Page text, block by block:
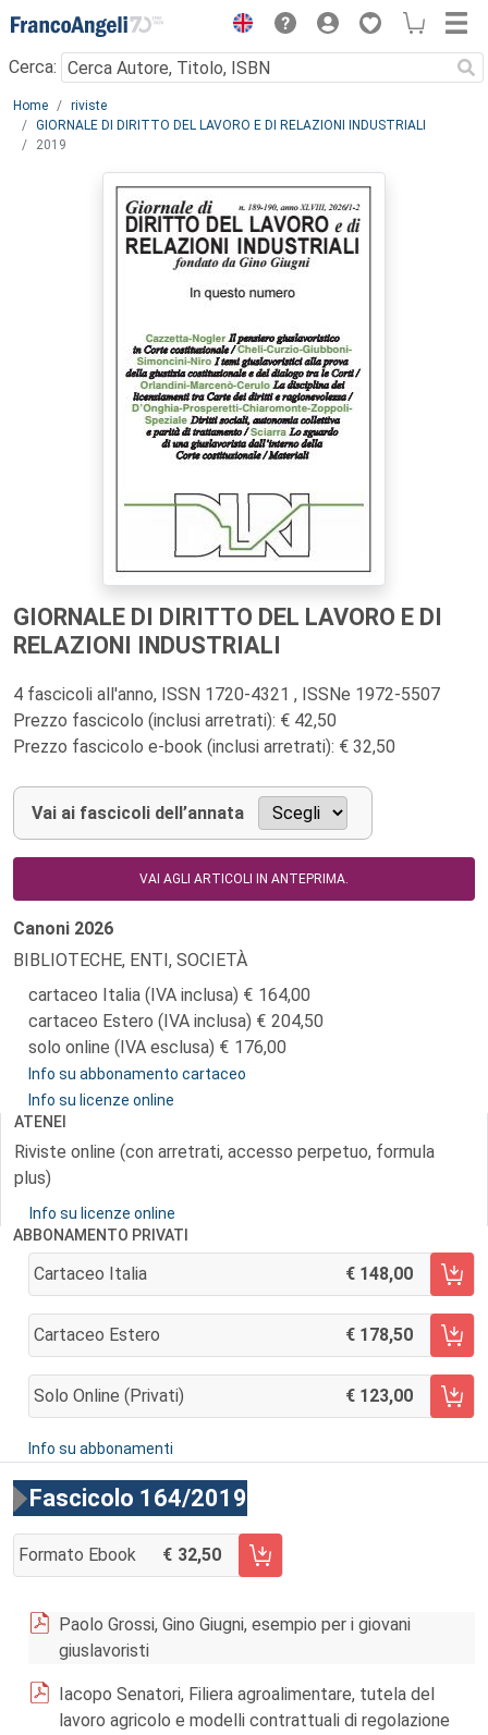
Menu
Cerca:
Main content
Home
riviste
GIORNALE DI DIRITTO DEL LAVORO E DI RELAZIONI INDUSTRIALI
2019
GIORNALE DI DIRITTO DEL LAVORO E DI
RELAZIONI INDUSTRIALI
4 fascicoli all'anno, ISSN 1720-4321 , ISSNe 1972-5507
Prezzo fascicolo (inclusi arretrati): € 42,50
Prezzo fascicolo e-book (inclusi arretrati): € 32,50
Vai ai fascicoli dell’annata
VAI AGLI ARTICOLI IN ANTEPRIMA.
Canoni 2026
BIBLIOTECHE, ENTI, SOCIETÀ
cartaceo Italia (IVA inclusa)
164,00
cartaceo Estero (IVA inclusa)
204,50
solo online (IVA esclusa)
176,00
Info su abbonamento cartaceo
Info su licenze online
ATENEI
Riviste online (con arretrati, accesso perpetuo, formula
plus)
Info su licenze online
ABBONAMENTO PRIVATI
Cartaceo Italia 148,00
AGGIUNGI AL CARRELLO
Cartaceo Estero 178,50
AGGIUNGI AL CARRELLO
Solo Online (privati) 123,00
AGGIUNGI AL CARRELLO
Info su abbonamenti
Fascicolo 164/2019
Formato Ebook 32,50
AGGIUNGI AL CARRELLO FASCICOLO 164/2019
Paolo Grossi, Gino Giugni, esempio per i giovani
giuslavoristi
Iacopo Senatori, Filiera agroalimentare, tutela del
lavoro agricolo e modelli contrattuali di regolazione